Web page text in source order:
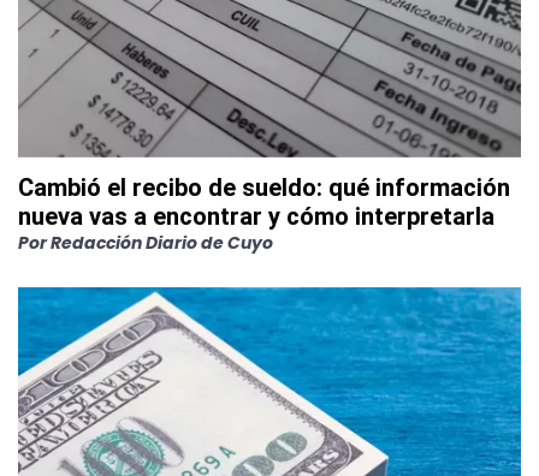
Cambió el recibo de sueldo: qué información
nueva vas a encontrar y cómo interpretarla
PorRedacción Diario de Cuyo